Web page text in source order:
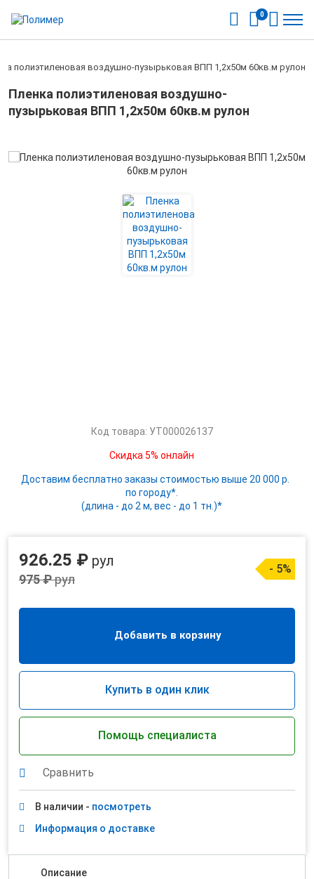
0
полиэтиленовая воздушно-пузырьковая ВПП 1,2х50м 60кв.м рулон
Пленка полиэтиленовая воздушно-
пузырьковая ВПП 1,2х50м 60кв.м рулон
Код товара: УТ000026137
Скидка 5% онлайн
Доставим бесплатно заказы стоимостью выше 20 000 р.
по городу*.
(длина - до 2 м, вес - до 1 тн.)*
926.25 ₽ рул
975 ₽рул
- 5%
Добавить в корзину
Купить в один клик
Помощь специалиста
Сравнить
В наличии - посмотреть
Информация о доставке
Описание